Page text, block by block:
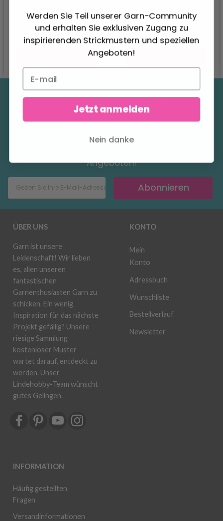
Sparen Sie bis zu 50%
Werden Sie Teil unserer Garn-Community und
erhalten Sie exklusiven Zugang zu
Angeboten!
Abonnieren
ÜBER UNS
Garn ist unsere
Leidenschaft! Wir lieben
es, allen unseren
fantastischen
Garnenthusiasten Garn zu
schicken. Ein wenig
Inspiration für das nächste
Projekt gefällig? Unsere
riesige Sammlung
kostenloser Muster
wartet darauf, entdeckt zu
werden. Unser
Lindehobby-Team wünscht
gutes Gelingen.
INFORMATION
Häufig gestellten
Fragen
Versandinformationen
KONTO
Mein
Konto
Adressbuch
Wunschliste
Bestellverlauf
Newsletter
Werden Sie Teil unserer Garn-Community
und erhalten Sie exklusiven Zugang zu
inspirierenden Strickmustern und speziellen
Angeboten!
Jetzt anmelden
Nein danke